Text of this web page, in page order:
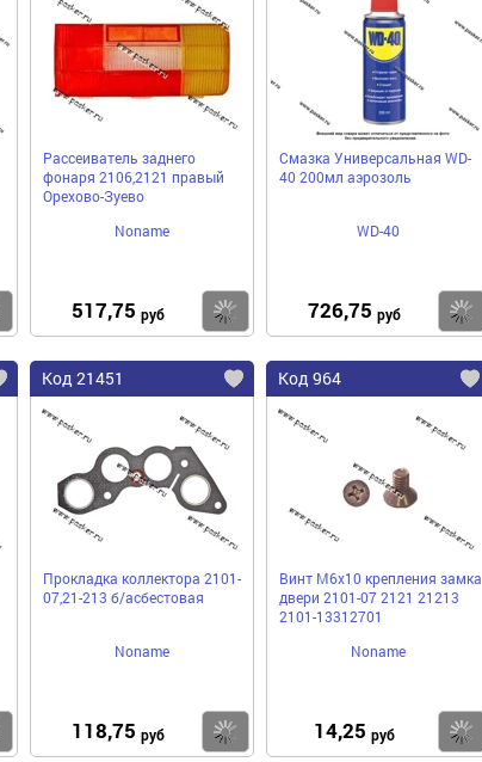
Купить
Рассеиватель заднего
фонаря 2106,2121 правый
Орехово-Зуево
Noname
517,75 руб Купить
Смазка Универсальная WD-
40 200мл аэрозоль
WD-40
726,75 руб
Купить
Код 21451
Прокладка коллектора 2101-
07,21-213 б/асбестовая
Noname
118,75 руб Купить
Код 964
Винт М6х10 крепления замка
двери 2101-07 2121 21213
2101-13312701
Noname
14,25 руб